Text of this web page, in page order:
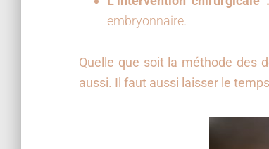
embryonnaire.
Quelle que soit la méthode des
aussi. Il faut aussi laisser le